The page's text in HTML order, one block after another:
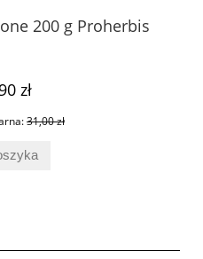
200 g Proherbis
zł
31,00 zł